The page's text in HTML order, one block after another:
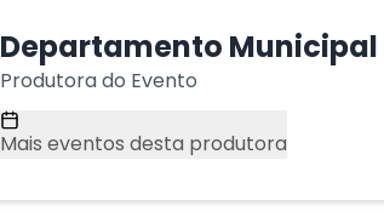
Departamento Municipal
Produtora do Evento
Mais eventos desta produtora